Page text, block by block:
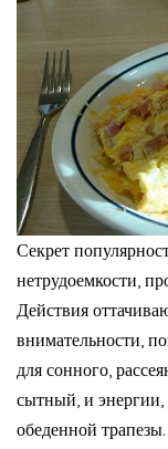
Секрет
нетрудоемкости,
Действия
внимательности,
для сонного,
сытный, и энергии,
обеденной трапезы.